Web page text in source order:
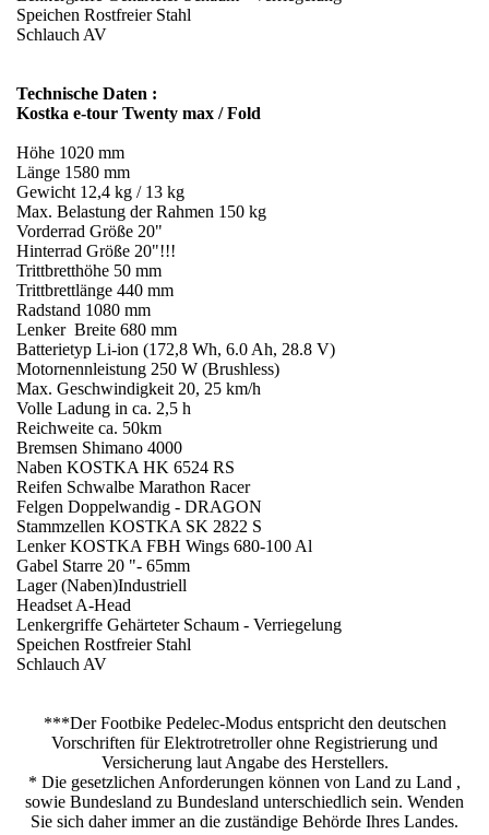
Speichen Rostfreier Stahl
Schlauch AV
Technische Daten :
Kostka e-tour Twenty max / Fold
Höhe 1020 mm
Länge 1580 mm
Gewicht 12,4 kg / 13 kg
Max. Belastung der Rahmen 150 kg
Vorderrad Größe 20"
Hinterrad Größe 20"!!!
Trittbretthöhe 50 mm
Trittbrettlänge 440 mm
Radstand 1080 mm
Lenker Breite 680 mm
Batterietyp Li-ion (172,8 Wh, 6.0 Ah, 28.8 V)
Motornennleistung 250 W (Brushless)
Max. Geschwindigkeit 20, 25 km/h
Volle Ladung in ca. 2,5 h
Reichweite ca. 50km
Bremsen Shimano 4000
Naben KOSTKA HK 6524 RS
Reifen Schwalbe Marathon Racer
Felgen Doppelwandig - DRAGON
Stammzellen KOSTKA SK 2822 S
Lenker KOSTKA FBH Wings 680-100 Al
Gabel Starre 20 "- 65mm
Lager (Naben)Industriell
Headset A-Head
Lenkergriffe Gehärteter Schaum - Verriegelung
Speichen Rostfreier Stahl
Schlauch AV
***Der Footbike Pedelec-Modus entspricht den deutschen
Vorschriften für Elektrotretroller ohne Registrierung und
Versicherung laut Angabe des Herstellers.
* Die gesetzlichen Anforderungen können von Land zu Land ,
sowie Bundesland zu Bundesland unterschiedlich sein. Wenden
Sie sich daher immer an die zuständige Behörde Ihres Landes.